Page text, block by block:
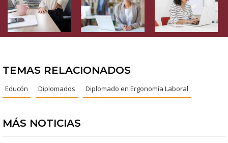
TEMAS RELACIONADOS
Educón Diplomados Diplomado en Ergonomía Laboral
MÁS NOTICIAS